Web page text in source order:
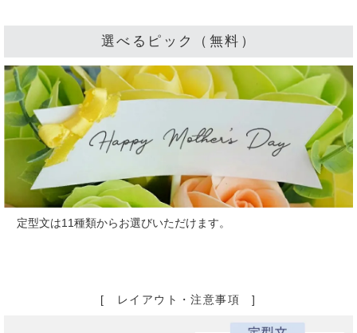
選べるピック（無料）
定型文は11種類からお選びいただけます。
[ レイアウト・注意事項 ]